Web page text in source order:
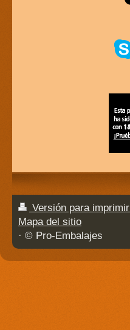
Versión para imprimir
Mapa del sitio
· © Pro-Embalajes